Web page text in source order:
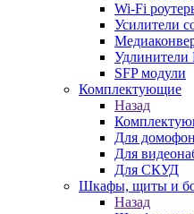
Wi-Fi
Усилители
Удлинители
SFP модули
Комплектующие
Назад
Для
Для
Для СКУД
Шкафы, щиты и
Назад